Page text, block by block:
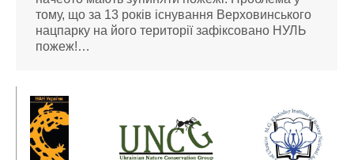
тому, що за 13 років існування Верховинського
нацпарку на його території зафіксовано НУЛЬ
пожеж!…